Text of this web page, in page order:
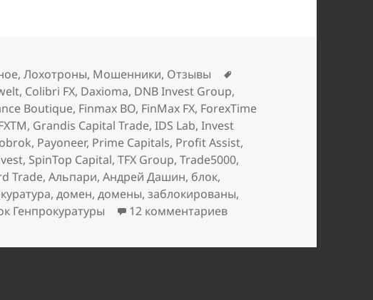
,Лохотроны, Мошенники, Отзывы
, Colibri FX, Daxioma, DNB Invest Group,
Boutique, Finmax BO, FinMax FX, ForexTime
, Grandis Capital Trade,IDS Lab,Invest
, Payoneer, Prime Capitals, Profit Assist,
, SpinTop Capital,TFX Group,Trade5000,
Trade,Альпари,Андрей Дашин, блок,
,домен,домены,заблокированы,
Генпрокуратуры 12 комментариевк записи